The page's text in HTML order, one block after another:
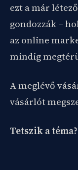
ezt a már
gondozzák –
az online
mindig
A meglévő
vásárlót
Tetszik a